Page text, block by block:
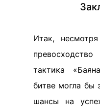
Итак,
тактика
битве могла бы
шансы на